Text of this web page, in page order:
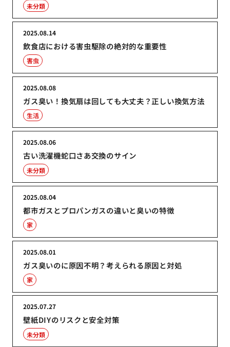
未分類
飲食店における害虫駆除の絶対的な重要性
2025.08.14
害虫
ガス臭い！換気扇は回しても大丈夫？正しい換気方法
2025.08.08
生活
古い洗濯機蛇口さあ交換のサイン
2025.08.06
未分類
都市ガスとプロパンガスの違いと臭いの特徴
2025.08.04
家
ガス臭いのに原因不明？考えられる原因と対処
2025.08.01
家
壁紙DIYのリスクと安全対策
2025.07.27
未分類